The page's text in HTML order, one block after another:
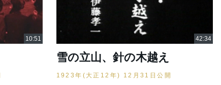
雪の立山、針の木越え
1923年(大正12年) 12月31日公開